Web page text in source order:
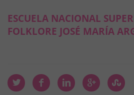
ESCUELA NACIONAL
FOLKLORE JOSÉ MARÍA